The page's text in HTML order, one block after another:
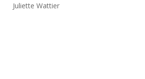
Juliette Wattier